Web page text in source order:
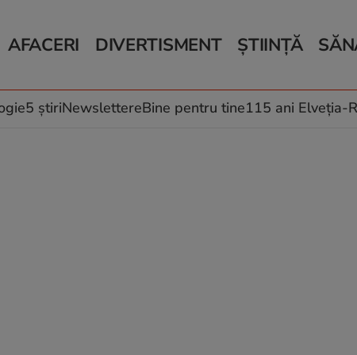
AFACERI
Auto
Locuri de muncă
DIVERTISMENT
Horoscop
Muzică și Filme
ȘTIINȚĂ
Schimbări Relații
5 știriNewslettereBine pentru tine115 ani Elveția-